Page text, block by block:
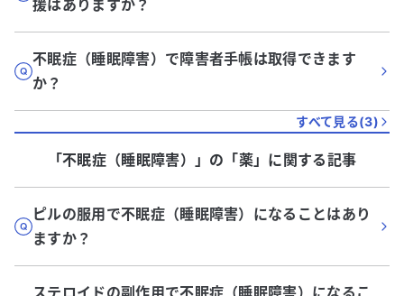
援はありますか？
不眠症（睡眠障害）で障害者手帳は取得できます
か？
すべて見る(3)
「不眠症（睡眠障害）」 の「薬」に関する記事
ピルの服用で不眠症（睡眠障害）になることはあり
ますか？
ステロイドの副作用で不眠症（睡眠障害）になるこ